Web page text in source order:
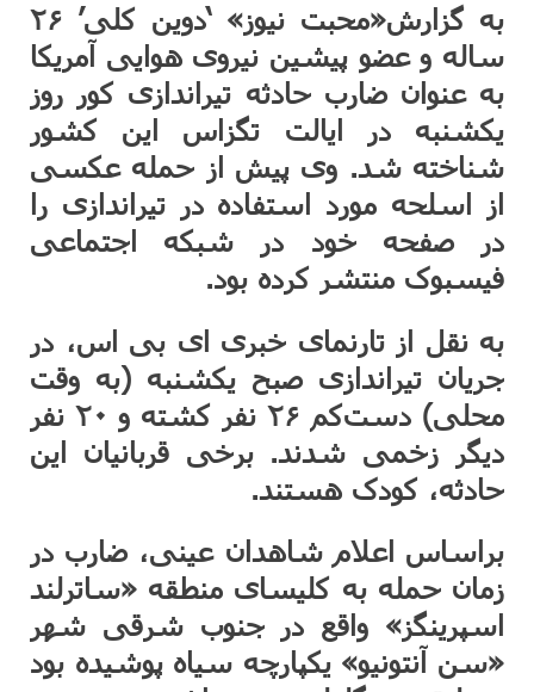
به گزارش«محبت نیوز» ‘دوین کلی’ ۲۶
ساله و عضو پیشین نیروی هوایی آمریکا
به عنوان ضارب حادثه تیراندازی کور روز
یکشنبه در ایالت تگزاس این کشور
شناخته شد. وی پیش از حمله عکسی
از اسلحه مورد استفاده در تیراندازی را
در صفحه خود در شبکه اجتماعی
فیسبوک منتشر کرده بود.
به نقل از تارنمای خبری ای ‌بی‌ اس، در
جریان تیراندازی صبح یکشنبه (به وقت
محلی) دست‌کم ۲۶ نفر کشته و ۲۰ نفر
دیگر زخمی شدند. برخی قربانیان این
حادثه، کودک هستند.
براساس اعلام شاهدان عینی، ضارب در
زمان حمله به کلیسای منطقه «ساترلند
اسپرینگز» واقع در جنوب شرقی شهر
«سن آنتونیو» یکپارچه سیاه پوشیده بود